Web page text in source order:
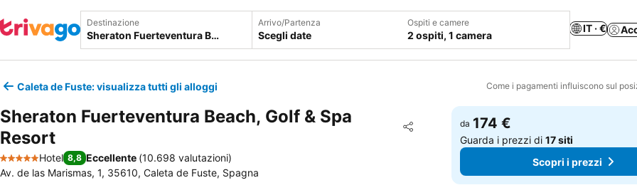
Destinazione Arrivo/Partenza
Scegli date
Ospiti e camere
2 ospiti, 1 camera
IT · €
Caleta de Fuste: visualizza tutti gli alloggi Come i pagamenti influiscono sul
Sheraton Fuerteventura Beach, Golf & Spa
Resort
Condividi
Aggiungi ai preferiti
5 Stelle
Hotel 8,8 Eccellente (10.698 valutazioni)
Av. de las Marismas, 1, 35610, Caleta de Fuste, Spagna
da 174 €
Guarda i prezzi di17 siti
Scopri i prezzi